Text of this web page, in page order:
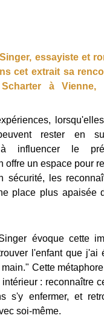
essayiste et
cet extrait sa
à Vienne,
rester en
à influencer le
offre un espace pour
sécurité, les
place plus apaisée
évoque cette
l'enfant que
main." Cette
intérieur : reconnaître
s'y enfermer, et
soi-même.